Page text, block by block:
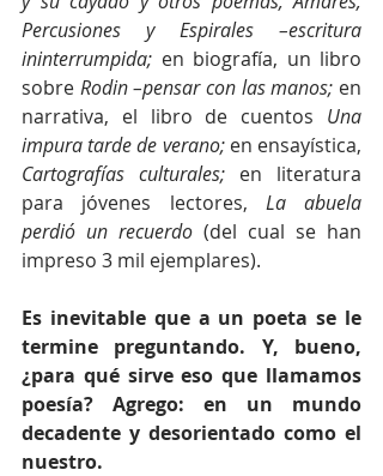
Percusiones y Espirales –escritura
ininterrumpida; en biografía, un libro
sobre Rodin –pensar con las manos; en
narrativa, el libro de cuentos Una
impura tarde de verano;
Cartografías culturales; en literatura
para jóvenes lectores, La abuela
perdió un recuerdo (del cual se han
impreso 3 mil ejemplares).
Es inevitable que a un poeta se le
termine preguntando. Y, bueno,
¿para qué sirve eso que llamamos
poesía? Agrego: en un mundo
decadente y desorientado como el
nuestro.